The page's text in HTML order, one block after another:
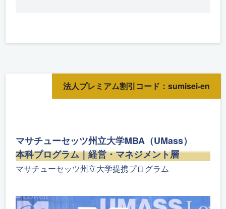
法人プレミアム割引コード：sumisei-en
マサチューセッツ州立大学MBA（UMass）
本科プログラム｜経営・マネジメント層
マサチューセッツ州立大学提携プログラム